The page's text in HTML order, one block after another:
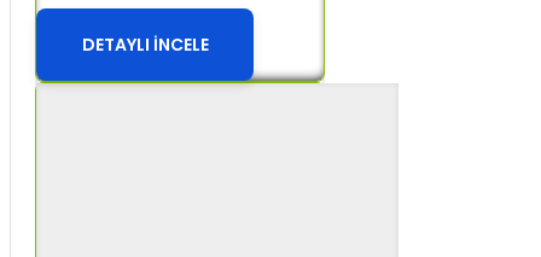
DETAYLI İNCELE